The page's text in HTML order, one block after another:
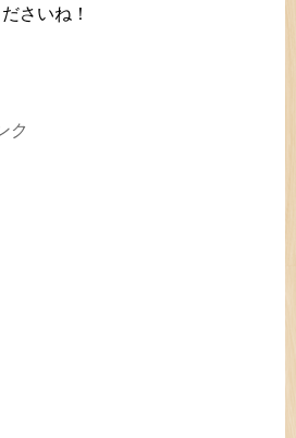
さいね！
ク